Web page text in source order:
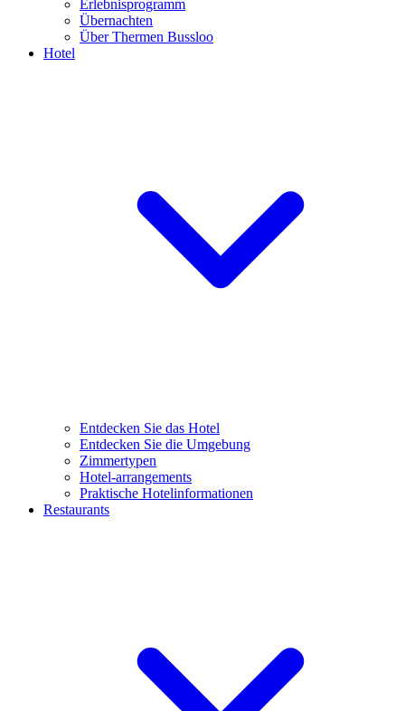
Erlebnisprogramm
Übernachten
Über Thermen Bussloo
Hotel
Entdecken Sie das Hotel
Entdecken Sie die Umgebung
Zimmertypen
Hotel-arrangements
Praktische Hotelinformationen
Restaurants